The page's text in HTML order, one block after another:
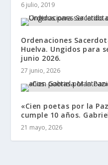
6 julio, 2019
Ordenaciones
Huelva. Ungidos para
junio 2026.
27 junio, 2026
«Cien poetas por la
cumple 10 años.
21 mayo, 2026